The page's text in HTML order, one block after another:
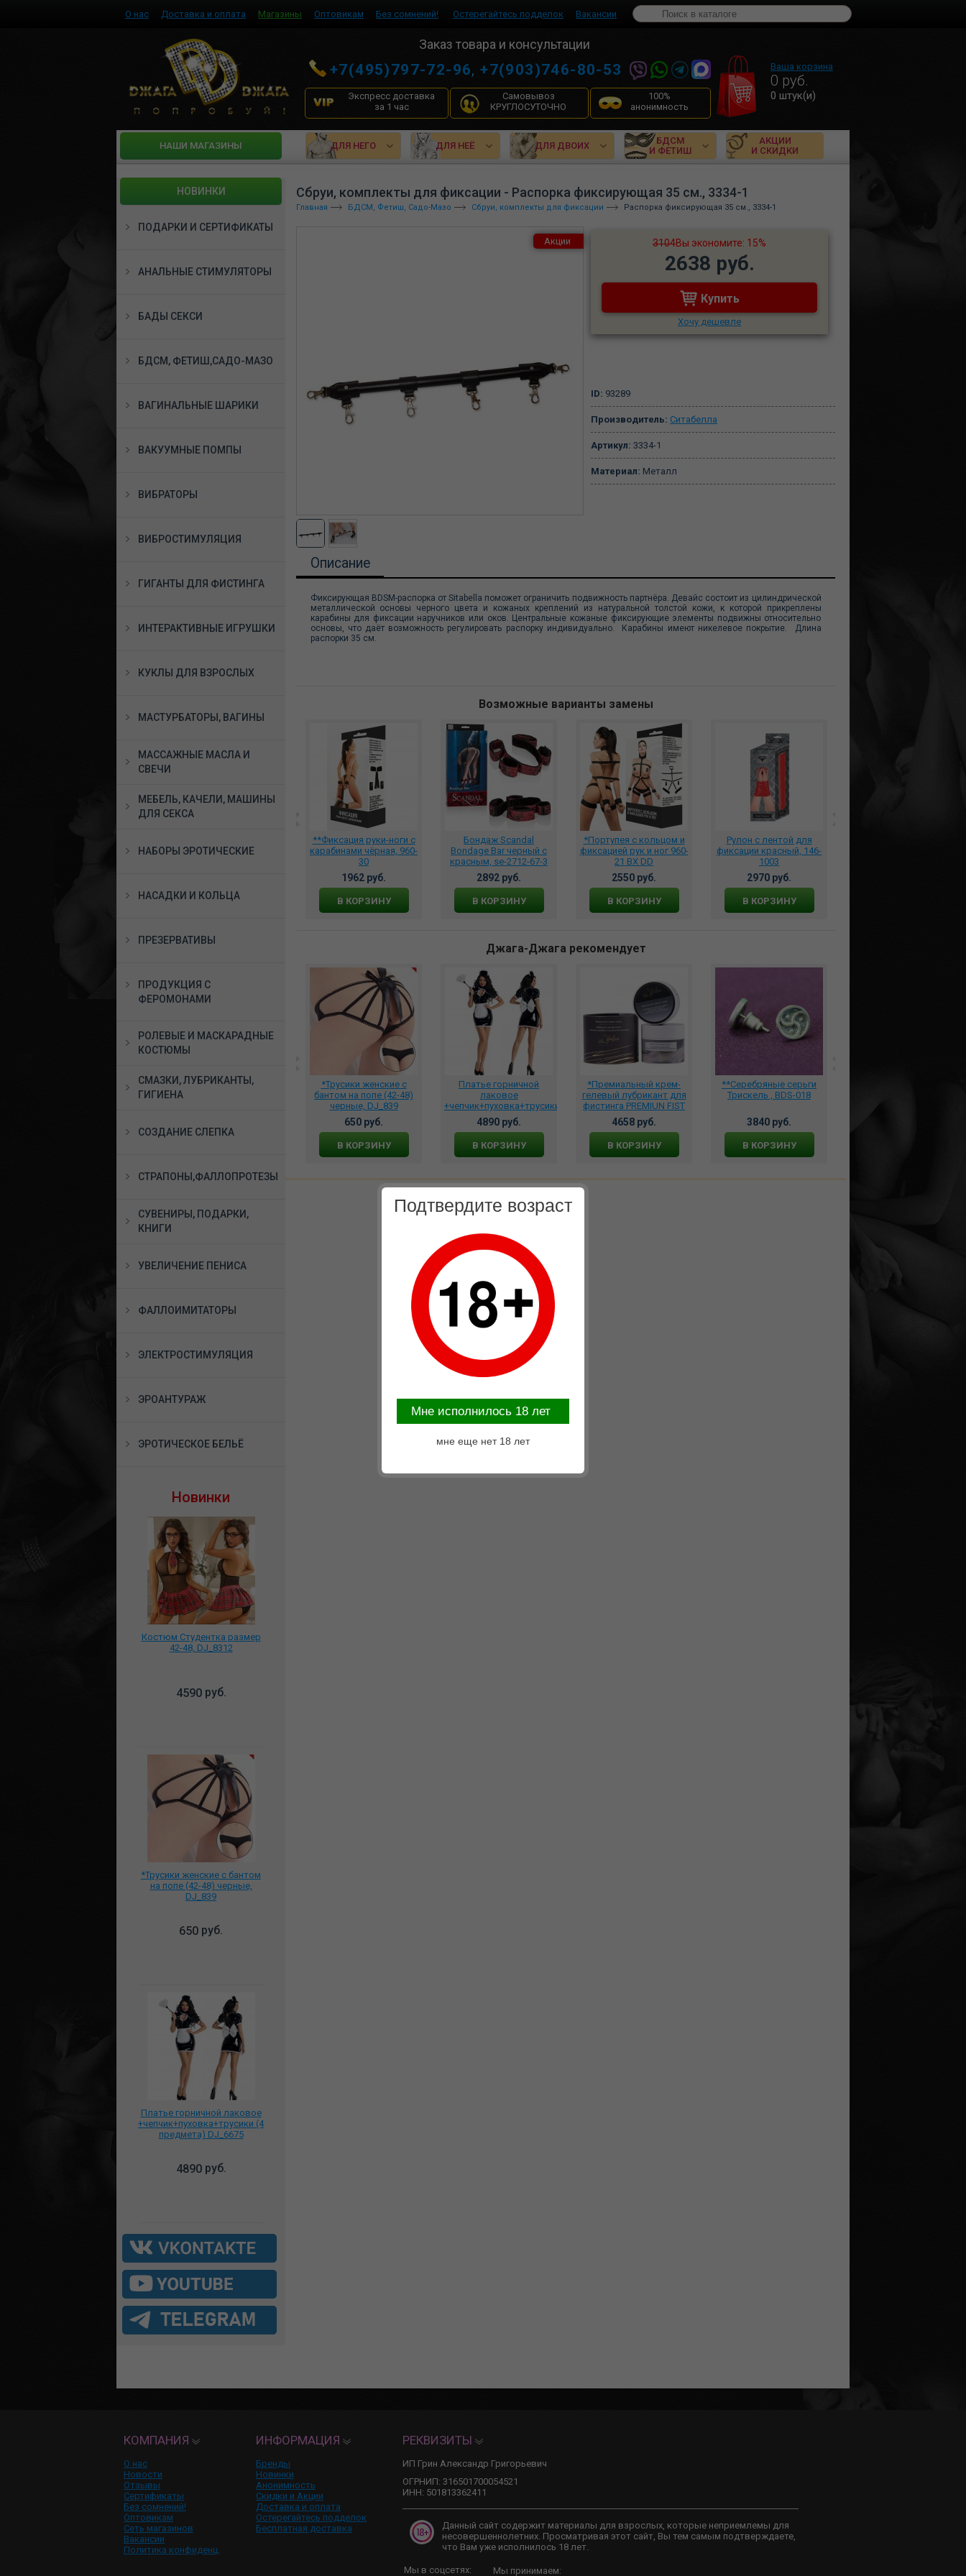
О нас Доставка и оплата Магазины Оптовикам Без сомнений! Остерегайтесь подделок Вакансии
Заказ товара и консультации
+7(495)797-72-96,+7(903)746-80-53
Экспресс доставка
за 1 час
Самовывоз
КРУГЛОСУТОЧНО
100%
анонимность
Ваша корзина
0 руб.
0 штук(и)
HАШИ МАГАЗИНЫ ДЛЯ НЕГО ДЛЯ НЕЁ ДЛЯ ДВОИХ
БДСМ
И ФЕТИШ
АКЦИИ
И СКИДКИ
НОВИНКИ
ПОДАРКИ И СЕРТИФИКАТЫ
АНАЛЬНЫЕ СТИМУЛЯТОРЫ
БАДЫ СЕКСИ
БДСМ, ФЕТИШ,САДО-МАЗО
ВАГИНАЛЬНЫЕ ШАРИКИ
ВАКУУМНЫЕ ПОМПЫ
ВИБРАТОРЫ
ВИБРОСТИМУЛЯЦИЯ
ГИГАНТЫ ДЛЯ ФИСТИНГА
ИНТЕРАКТИВНЫЕ ИГРУШКИ
КУКЛЫ ДЛЯ ВЗРОСЛЫХ
МАСТУРБАТОРЫ, ВАГИНЫ
МАССАЖНЫЕ МАСЛА И
СВЕЧИ
МЕБЕЛЬ, КАЧЕЛИ, МАШИНЫ
ДЛЯ СЕКСА
НАБОРЫ ЭРОТИЧЕСКИЕ
НАСАДКИ И КОЛЬЦА
ПРЕЗЕРВАТИВЫ
ПРОДУКЦИЯ С
ФЕРОМОНАМИ
РОЛЕВЫЕ И МАСКАРАДНЫЕ
КОСТЮМЫ
СМАЗКИ, ЛУБРИКАНТЫ,
ГИГИЕНА
СОЗДАНИЕ СЛЕПКА
СТРАПОНЫ,ФАЛЛОПРОТЕЗЫ
СУВЕНИРЫ, ПОДАРКИ,
КНИГИ
УВЕЛИЧЕНИЕ ПЕНИСА
ФАЛЛОИМИТАТОРЫ
ЭЛЕКТРОСТИМУЛЯЦИЯ
ЭРОАНТУРАЖ
ЭРОТИЧЕСКОЕ БЕЛЬЁ
Новинки
Костюм Студентка размер
42-48, DJ_8312
4590руб.
*Трусики женские с бантом
на попе (42-48) черные,
DJ_839
650 руб.
Платье горничной лаковое
+чепчик+пуховка+трусики (4
предмета) DJ_6675
4890руб.
Сбруи, комплекты для фиксации - Распорка фиксирующая 35 см., 3334-1
Главная БДСМ, Фетиш, Садо-Мазо Сбруи, комплекты для фиксации Распорка фиксирующая 35 см., 3334-1
Акции 3104Вы экономите: 15%
2638 руб.
Купить
Хочу дешевле
ID: 93289
Производитель: Ситабелла
Артикул: 3334-1
Материал: Металл
Описание
Фиксирующая BDSM-распорка от Sitabella поможет ограничить подвижность партнёра. Девайс состоит из цилиндрической
металлической основы черного цвета и кожаных креплений из натуральной толстой кожи, к которой прикреплены
карабины для фиксации наручников или оков. Центральные кожаные фиксирующие элементы подвижны относительно
основы, что даёт возможность регулировать распорку индивидуально. Карабины имеют никелевое покрытие. Длина
распорки 35 см.
Возможные варианты замены
привязью Bad Kitty
креплением для рук и
В КОРЗИНУ
**Фиксация руки-ноги с
карабинами чёрная, 960-
30
1962 руб.
В КОРЗИНУ
Бондаж Scandal
Bondage Bar черный с
красным, se-2712-67-3
2892 руб.
В КОРЗИНУ
*Портупея с кольцом и
фиксацией рук и ног 960-
21 BX DD
2550 руб.
В КОРЗИНУ
Рулон с лентой для
фиксации красный, 146-
1003
2970 руб.
В КОРЗИНУ
Джага-Джага рекомендует
*Вибратор реалистик
Real Life Natural 19 см.
*Вибромассажер Al
Punto для стимуляции
*Трусики женские с
бантом на попе (42-48)
черные, DJ_839
650 руб.
В КОРЗИНУ
Платье горничной
лаковое
+чепчик+пуховка+трусики
(4 предмета) DJ_6675
4890 руб.
В КОРЗИНУ
*Премиальный крем-
гелевый лубрикант для
фистинга PREMIUN FIST
CREMс ионами серебра
и экстрактом эхинацеи
4658 руб.
В КОРЗИНУ
**Серебряные серьги
Трискель , BDS-018
3840 руб.
В КОРЗИНУ
КОМПАНИЯ
О нас
Новости
Отзывы
Сертификаты
Без сомнений!
Оптовикам
Сеть магазинов
Вакансии
Политика конфиденц.
ИНФОРМАЦИЯ
Бренды
Новинки
Анонимность
Скидки и Акции
Доставка и оплата
Остерегайтесь подделок
Бесплатная доставка
РЕКВИЗИТЫ
ИП Грин Александр Григорьевич
ОГРНИП: 316501700054521
ИНН: 501813362411
Данный сайт содержит материалы для взрослых, которые неприемлемы для
несовершеннолетних. Просматривая этот сайт, Вы тем самым подтверждаете,
что Вам уже исполнилось 18 лет.
Мы в соцсетях: Мы принимаем:
Подтвердите возраст
Mне исполнилось 18 лет
мне еще нет 18 лет